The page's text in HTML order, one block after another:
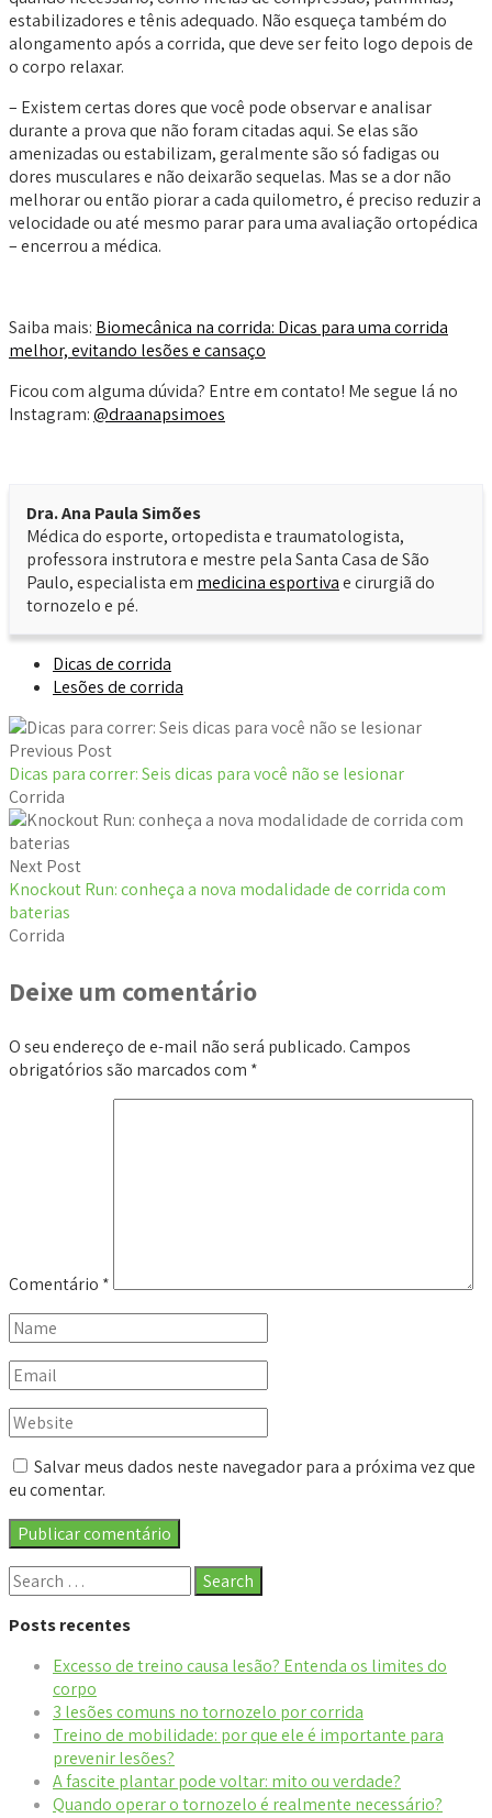
estabilizadores e tênis adequado. Não esqueça também do
alongamento após a corrida, que deve ser feito logo depois de
o corpo relaxar.
– Existem certas dores que você pode observar e analisar
durante a prova que não foram citadas aqui. Se elas são
amenizadas ou estabilizam, geralmente são só fadigas ou
dores musculares e não deixarão sequelas. Mas se a dor não
melhorar ou então piorar a cada quilometro, é preciso reduzir a
velocidade ou até mesmo parar para uma avaliação ortopédica
– encerrou a médica.
Saiba mais: Biomecânica na corrida: Dicas para uma corrida
melhor, evitando lesões e cansaço
Ficou com alguma dúvida? Entre em contato! Me segue lá no
Instagram:@draanapsimoes
Dra. Ana Paula Simões
Médica do esporte, ortopedista e traumatologista,
professora instrutora e mestre pela Santa Casa de São
Paulo, especialista em medicina esportivae cirurgiã do
tornozelo e pé.
Dicas de corrida
Lesões de corrida
Previous Post
Dicas para correr: Seis dicas para você não se lesionar
Corrida
Next Post
Knockout Run: conheça a nova modalidade de corrida com
baterias
Corrida
Deixe um comentário
O seu endereço de e-mail não será publicado.Campos
obrigatórios são marcados com *
Comentário *
Salvar meus dados neste navegador para a próxima vez que
eu comentar.
Posts recentes
Excesso de treino causa lesão? Entenda os limites do
corpo
3 lesões comuns no tornozelo por corrida
Treino de mobilidade: por que ele é importante para
prevenir lesões?
A fascite plantar pode voltar: mito ou verdade?
Quando operar o tornozelo é realmente necessário?